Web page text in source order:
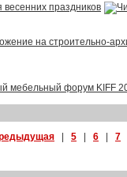
праздников
на строительно-
мебельный форум KIFF
5 6 7